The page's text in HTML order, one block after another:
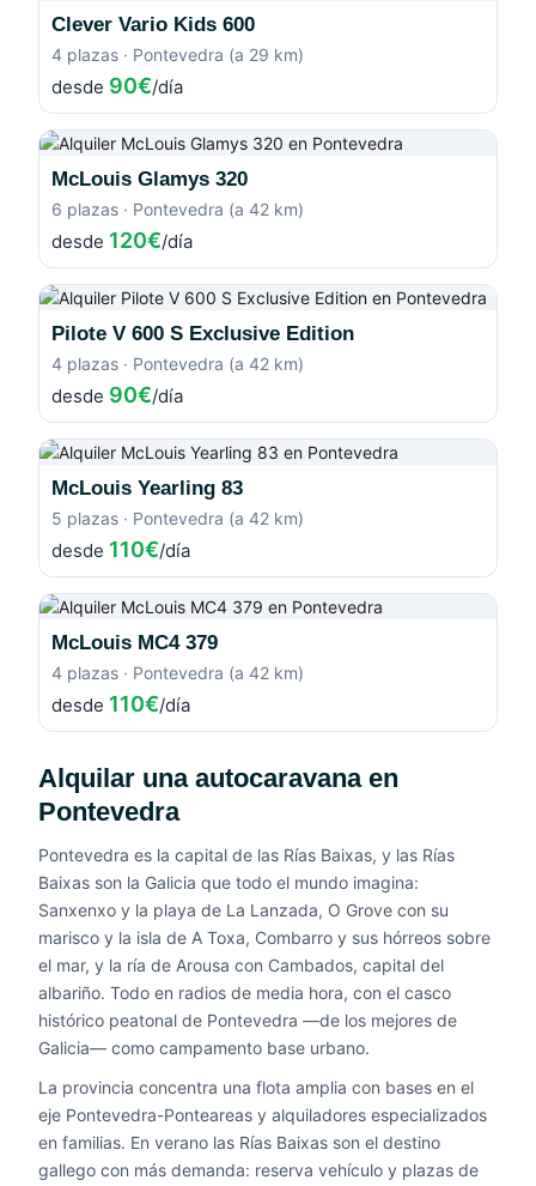
Clever Vario Kids 600
4 plazas · Pontevedra (a 29 km)
desde 90€/día
McLouis Glamys 320
6 plazas · Pontevedra (a 42 km)
desde 120€/día
Pilote V 600 S Exclusive Edition
4 plazas · Pontevedra (a 42 km)
desde 90€/día
McLouis Yearling 83
5 plazas · Pontevedra (a 42 km)
desde 110€/día
McLouis MC4 379
4 plazas · Pontevedra (a 42 km)
desde 110€/día
Alquilar una autocaravana en
Pontevedra
Pontevedra es la capital de las Rías Baixas, y las Rías
Baixas son la Galicia que todo el mundo imagina:
Sanxenxo y la playa de La Lanzada, O Grove con su
marisco y la isla de A Toxa, Combarro y sus hórreos sobre
el mar, y la ría de Arousa con Cambados, capital del
albariño. Todo en radios de media hora, con el casco
histórico peatonal de Pontevedra —de los mejores de
Galicia— como campamento base urbano.
La provincia concentra una flota amplia con bases en el
eje Pontevedra-Ponteareas y alquiladores especializados
en familias. En verano las Rías Baixas son el destino
gallego con más demanda: reserva vehículo y plazas de